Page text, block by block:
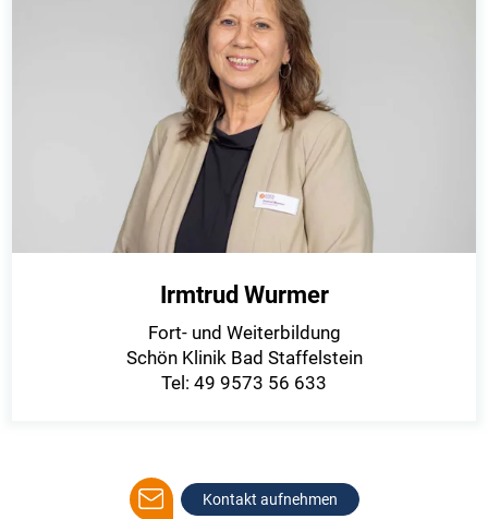
Irmtrud Wurmer
Fort- und Weiterbildung
Schön Klinik Bad Staffelstein
Tel: 49 9573 56 633
Kontakt aufnehmen